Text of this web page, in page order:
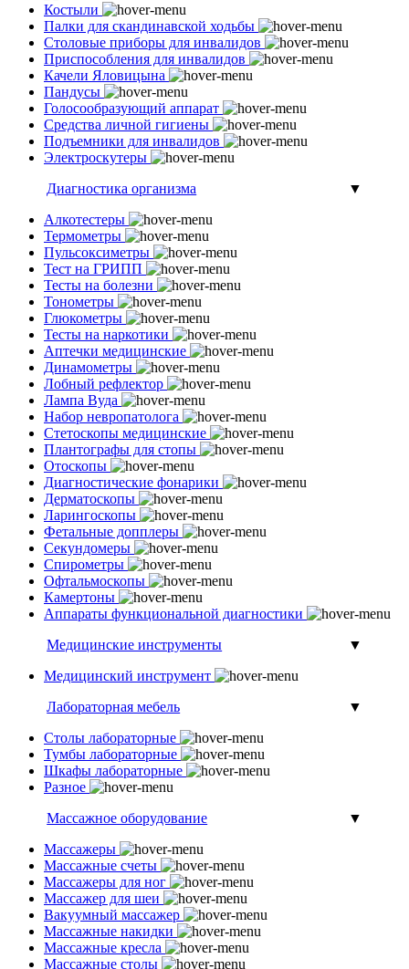
Костыли
Палки для скандинавской ходьбы
Столовые приборы для инвалидов
Приспособления для инвалидов
Качели Яловицына
Пандусы
Голосообразующий аппарат
Средства личной гигиены
Подъемники для инвалидов
Электроскутеры
Диагностика организма
▼
Алкотестеры
Термометры
Пульсоксиметры
Тест на ГРИПП
Тесты на болезни
Тонометры
Глюкометры
Тесты на наркотики
Аптечки медицинские
Динамометры
Лобный рефлектор
Лампа Вуда
Набор невропатолога
Стетоскопы медицинские
Плантографы для стопы
Отоскопы
Диагностические фонарики
Дерматоскопы
Ларингоскопы
Фетальные допплеры
Секундомеры
Спирометры
Офтальмоскопы
Камертоны
Аппараты функциональной диагностики
Медицинские инструменты
▼
Медицинский инструмент
Лабораторная мебель
▼
Столы лабораторные
Тумбы лабораторные
Шкафы лабораторные
Разное
Массажное оборудование
▼
Массажеры
Массажные счеты
Массажеры для ног
Массажер для шеи
Вакуумный массажер
Массажные накидки
Массажные кресла
Массажные столы